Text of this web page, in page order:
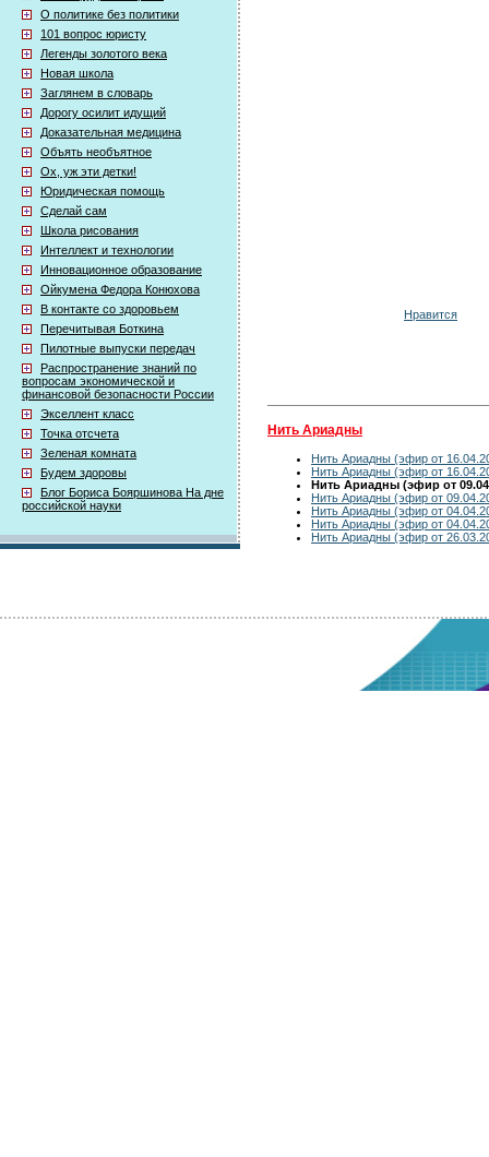
О политике без политики
101 вопрос юристу
Легенды золотого века
Новая школа
Заглянем в словарь
Дорогу осилит идущий
Доказательная медицина
Объять необъятное
Ох, уж эти детки!
Юридическая помощь
Сделай сам
Школа рисования
Интеллект и технологии
Инновационное образование
Ойкумена Федора Конюхова
В контакте со здоровьем
Перечитывая Боткина
Пилотные выпуски передач
Распространение знаний по
вопросам экономической и
финансовой безопасности России
Экселлент класс
Точка отсчета
Зеленая комната
Будем здоровы
Блог Бориса Бояршинова На дне
российской науки
Нравится
Нить Ариадны
Нить Ариадны (эфир от
Нить Ариадны (эфир от
Нить Ариадны (эфир от
Нить Ариадны (эфир от
Нить Ариадны (эфир от
Нить Ариадны (эфир от
Нить Ариадны (эфир от